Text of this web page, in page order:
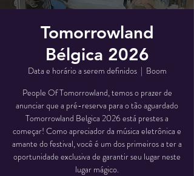
Tomorrowland
Bélgica 2026
Data e horário a serem definidos
  |
Boom
People Of Tomorrowland, temos o prazer de
anunciar que a pré-reserva para o tão aguardado
Tomorrowland Belgica 2026 está prestes a
começar! Como apreciador da música eletrônica e
amante do festival, você é um dos primeiros a ter a
oportunidade exclusiva de garantir seu lugar neste
lugar mágico.